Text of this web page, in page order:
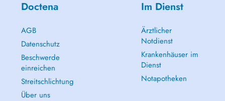
Doctena
AGB
Datenschutz
Beschwerde
einreichen
Streitschlichtung
Über uns
Im Dienst
Ärztlicher
Notdienst
Krankenhäuser im
Dienst
Notapotheken